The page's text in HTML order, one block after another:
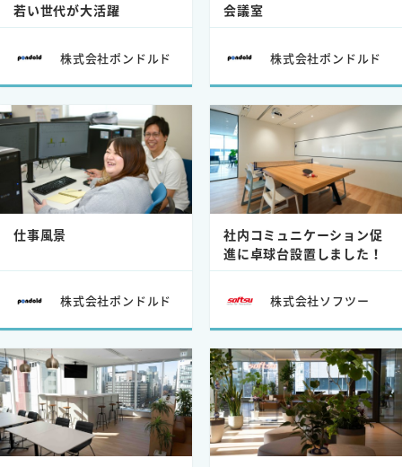
若い世代が大活躍
株式会社ポンドルド
会議室
株式会社ポンドルド
仕事風景
株式会社ポンドルド
社内コミュニケーション促
進に卓球台設置しました！
株式会社ソフツー